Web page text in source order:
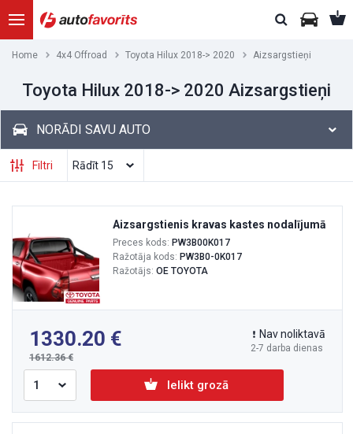
Home 4x4 Offroad Toyota Hilux 2018-> 2020 Aizsargstieņi
Toyota Hilux 2018-> 2020 Aizsargstieņi
NORĀDI SAVU AUTO
Filtri
Aizsargstienis kravas kastes nodalījumā
Preces kods: PW3B00K017
Ražotāja kods: PW3B0-0K017
Ražotājs: OE TOYOTA
1330.20
1612.36
2-7 darba dienas
Nav noliktavā
Ielikt grozā